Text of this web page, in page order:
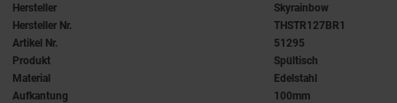
Hersteller
Skyrainbow
Hersteller Nr.
THSTR127BR1
Artikel Nr.
51295
Produkt
Spültisch
Material
Edelstahl
Aufkantung
100mm